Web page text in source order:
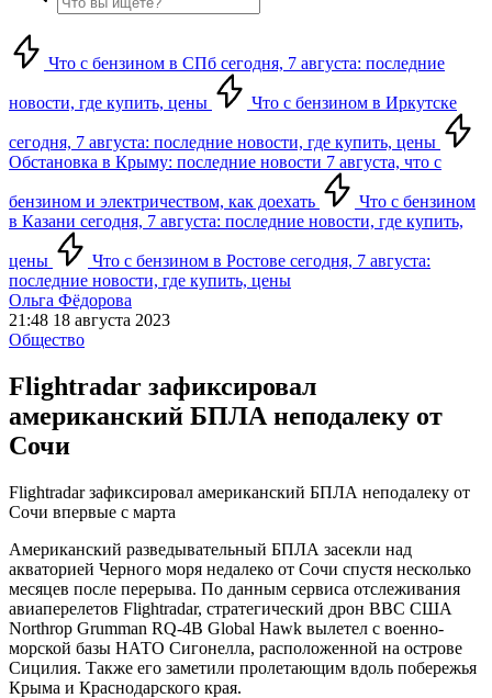
Что с бензином в СПб сегодня, 7 августа: последние
новости, где купить, цены Что с бензином в Иркутске
сегодня, 7 августа: последние новости, где купить, цены
Обстановка в Крыму: последние новости 7 августа, что с
бензином и электричеством, как доехать
Что с бензином
в Казани сегодня, 7 августа: последние новости, где купить,
цены
Что с бензином в Ростове сегодня, 7 августа:
последние новости, где купить, цены
Ольга Фёдорова
21:48 18 августа 2023
Общество
Flightradar зафиксировал
американский БПЛА неподалеку от
Сочи
Flightradar зафиксировал американский БПЛА неподалеку от
Сочи впервые с марта
Американский разведывательный БПЛА засекли над
акваторией Черного моря недалеко от Сочи спустя несколько
месяцев после перерыва. По данным сервиса отслеживания
авиаперелетов Flightradar, стратегический дрон ВВС США
Northrop Grumman RQ-4B Global Hawk вылетел с военно-
морской базы НАТО Сигонелла, расположенной на острове
Сицилия. Также его заметили пролетающим вдоль побережья
Крыма и Краснодарского края.